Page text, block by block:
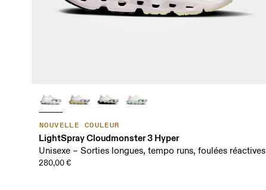
NOUVELLE COULEUR
LightSpray Cloudmonster 3 Hyper
Unisexe – Sorties longues, tempo runs, foulées réactives
280,00 €